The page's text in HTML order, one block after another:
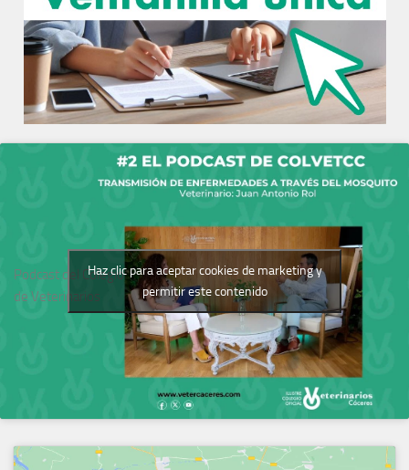
Podcast del Colegio
de Veterinarios
Haz clic para aceptar cookies de marketing y
permitir este contenido